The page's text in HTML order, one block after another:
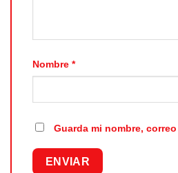
Nombre *
Guarda mi nombre,